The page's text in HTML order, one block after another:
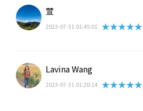
萱
2023-07-31 01:45:01 ★★★★★
Lavina Wang
2023-07-31 01:20:14 ★★★★★